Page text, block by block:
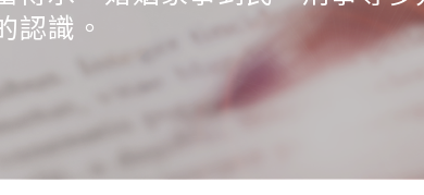
認識。